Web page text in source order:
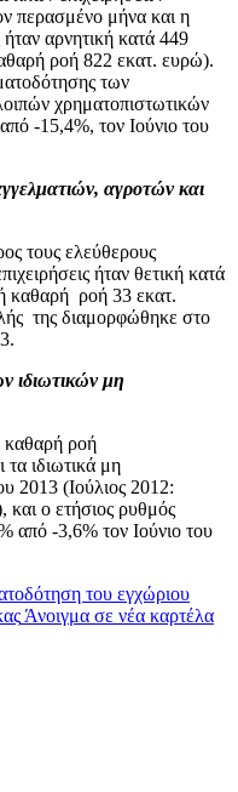
περασμένο μήνα και η
αρνητική κατά 449
ροή 822 εκατ. ευρώ).
των
χρηματοπιστωτικών
-15,4%, τον Ιούνιο του
αγροτών και
τους ελεύθερους
ήταν θετική κατά
καθαρή ροή 33 εκατ.
της διαμορφώθηκε στο
ιδιωτικών μη
καθαρή ροή
τα ιδιωτικά μη
2013 (Ιούλιος 2012:
ο ετήσιος ρυθμός
από -3,6% τον Ιούνιο του
του εγχώριου
Άνοιγμα σε νέα καρτέλα